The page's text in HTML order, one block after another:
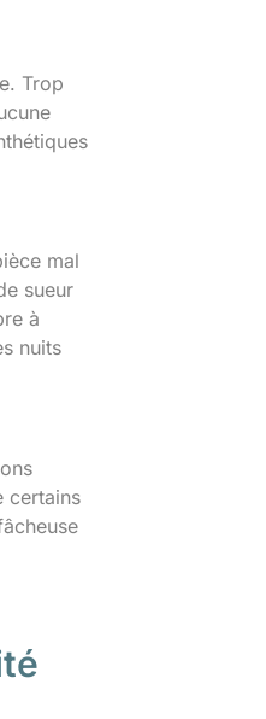
Trop
mal
sueur
à
nuits
certains